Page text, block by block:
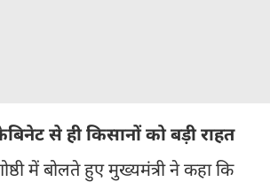
से ही किसानों को बड़ी राहत
में बोलते हुए मुख्यमंत्री ने कहा कि